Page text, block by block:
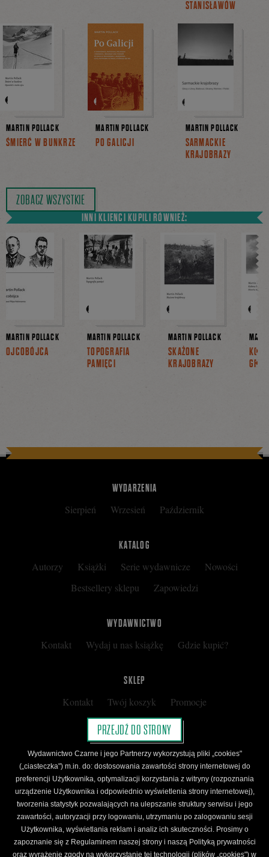
STANISŁAWÓW
MARTIN POLLACK
ŚMIERĆ W BUNKRZE
MARTIN POLLACK
PO GALICJI
MARTIN POLLACK
SARMACKIE
KRAJOBRAZY
ZOBACZ WSZYSTKIE
INNI KLIENCI KUPILI RÓWNIEŻ:
MARTIN POLLACK
OJCOBÓJCA
MARTIN POLLACK
TOPOGRAFIA
PAMIĘCI
MARTIN POLLACK
SKAŻONE
KRAJOBRAZY
WYDARZENIA
Sierpień Wrzesień Październik
KATALOG
Autorzy Książki Serie wydawnicze
Nowości
Bestsellery sklepu
Zapowiedzi
WYDAWNICTWO
Kontakt Wydaj u nas książkę Gdzie kupić?
SKLEP
Kontakt Twój koszyk
Promocje
Kup kartę podarunkową
Nota prawna
Regulamin
Polityka prywatności
Regulamin Klubu Czarnego
Regulamin Karty Podarunkowej
ŚLEDŹ CZARNE
Facebook YouTube Instagram Newsletter
PRZEJDŹ DO STRONY
Wydawnictwo Czarne i jego Partnerzy wykorzystują pliki „cookies"
(„ciasteczka") m.in. do: dostosowania zawartości strony internetowej do
preferencji Użytkownika, optymalizacji korzystania z witryny (rozpoznania
urządzenie Użytkownika i odpowiednio wyświetlenia strony internetowej),
tworzenia statystyk pozwalających na ulepszanie struktury serwisu i jego
zawartości, autoryzacji przy logowaniu, utrzymaniu po zalogowaniu sesji
Użytkownika, wyświetlania reklam i analiz ich skuteczności. Prosimy o
zapoznanie się z Regulaminem naszej strony i naszą Polityką prywatności
oraz wyrażenie zgody na wykorzystanie tej technologii (plików „cookies") w